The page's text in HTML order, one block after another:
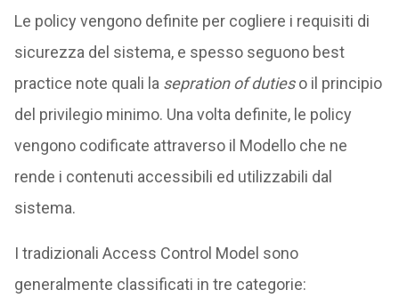
Le policy vengono definite per cogliere i requisiti di
sicurezza del sistema, e spesso seguono best
practice note quali la sepration of dutieso il principio
del privilegio minimo. Una volta definite, le policy
vengono codificate attraverso il Modello che ne
rende i contenuti accessibili ed utilizzabili dal
sistema.
I tradizionali Access Control Model sono
generalmente classificati in tre categorie: